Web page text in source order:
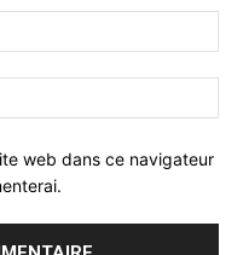
web dans ce navigateur